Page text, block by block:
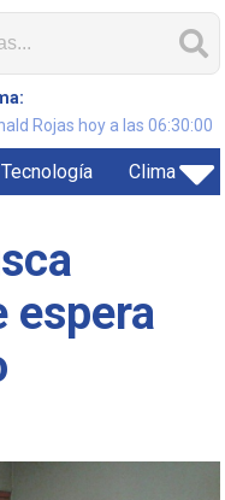
Rojas hoy a las 06:30:00
Clima
espera